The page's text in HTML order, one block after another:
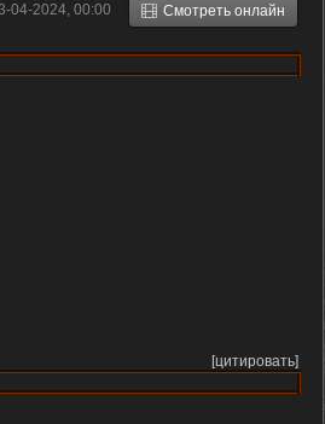
04-2024, 00:00 Смотреть онлайн
которой
любовь (2021)
небес 2 (2019)
[цитировать]